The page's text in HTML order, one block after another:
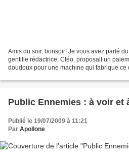
Amis du soir, bonsoir! Je vous avez parlé
gentille rédactrice, Cléo, proposait un
doudoux pour une machine qui fabrique ce
Public Ennemies : à voir et
Publié le 19/07/2009 à 11:21
Par Apollone